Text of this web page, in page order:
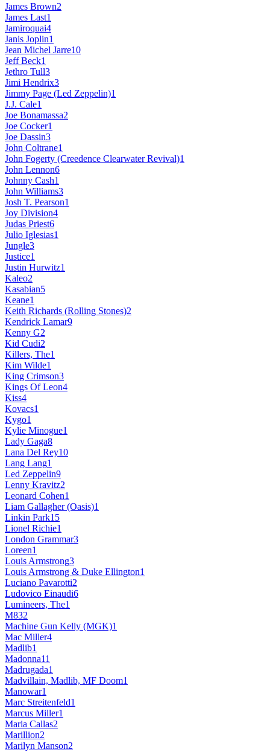
James Brown2
James Last1
Jamiroquai4
Janis Joplin1
Jean Michel Jarre10
Jeff Beck1
Jethro Tull3
Jimi Hendrix3
Jimmy Page (Led Zeppelin)1
J.J. Cale1
Joe Bonamassa2
Joe Cocker1
Joe Dassin3
John Coltrane1
John Fogerty (Creedence Clearwater Revival)1
John Lennon6
Johnny Cash1
John Williams3
Josh T. Pearson1
Joy Division4
Judas Priest6
Julio Iglesias1
Jungle3
Justice1
Justin Hurwitz1
Kaleo2
Kasabian5
Keane1
Keith Richards (Rolling Stones)2
Kendrick Lamar9
Kenny G2
Kid Cudi2
Killers, The1
Kim Wilde1
King Crimson3
Kings Of Leon4
Kiss4
Kovacs1
Kygo1
Kylie Minogue1
Lady Gaga8
Lana Del Rey10
Lang Lang1
Led Zeppelin9
Lenny Kravitz2
Leonard Cohen1
Liam Gallagher (Oasis)1
Linkin Park15
Lionel Richie1
London Grammar3
Loreen1
Louis Armstrong3
Louis Armstrong & Duke Ellington1
Luciano Pavarotti2
Ludovico Einaudi6
Lumineers, The1
M832
Machine Gun Kelly (MGK)1
Mac Miller4
Madlib1
Madonna11
Madrugada1
Madvillain, Madlib, MF Doom1
Manowar1
Marc Streitenfeld1
Marcus Miller1
Maria Callas2
Marillion2
Marilyn Manson2